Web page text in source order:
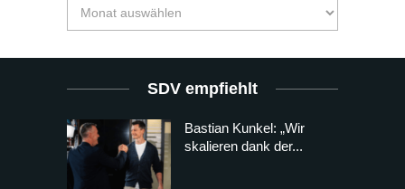
SDV empfiehlt
Bastian Kunkel: „Wir
skalieren dank der...